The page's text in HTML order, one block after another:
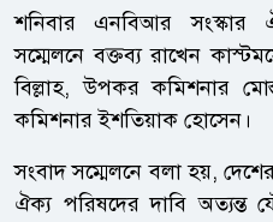
শনিবার এনবিআর সংস্কার
সম্মেলনে বক্তব্য রাখেন
বিল্লাহ, উপকর কমিশনার
কমিশনার ইশতিয়াক হোসেন।
সংবাদ সম্মেলনে বলা হয়,
ঐক্য পরিষদের দাবি অত্যন্ত